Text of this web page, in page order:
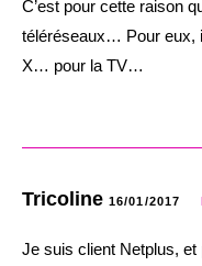
C’est pour cette raison
téléréseaux… Pour eux,
X… pour la TV…
Tricoline 16/01/2017
Je suis client Netplus,